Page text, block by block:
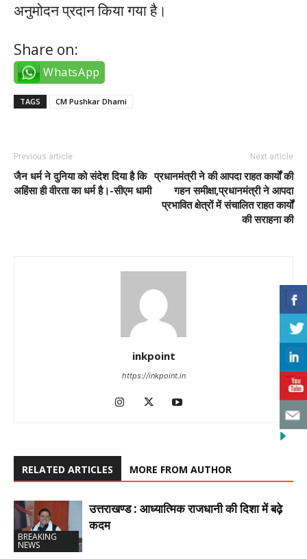
अनुमोदन प्रदान किया गया है।
Share on:
WhatsApp
TAGS CM Pushkar Dhami
Previous article
जैन धर्म ने दुनिया को संदेश दिया है कि
अहिंसा ही वीरता का धर्म है।-सीएम धामी
Next article
प्रधानमंत्री ने की आपदा राहत कार्यों की
गहन समीक्षा,प्रधानमंत्री ने आपदा
प्रभावित क्षेत्रों में संचालित राहत कार्यों
की सराहना की
inkpoint
https://inkpoint.in
RELATED ARTICLES MORE FROM AUTHOR
BREAKING
NEWS
उत्तराखण्ड : आध्यात्मिक राजधानी की दिशा में बढ़े
कदम